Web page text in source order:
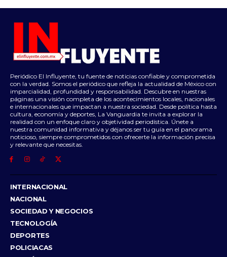
Periódico El Influyente, tu fuente de noticias confiable y comprometida
con la verdad. Somos el periódico que refleja la actualidad de México con
imparcialidad, profundidad y responsabilidad. Descubre en nuestras
páginas una visión completa de los acontecimientos locales, nacionales
e internacionales que impactan a nuestra sociedad. Desde política hasta
cultura, economía y deportes, La Vanguardia te invita a explorar la
realidad con un enfoque claro y objetividad periodística. Únete a
nuestra comunidad informativa y déjanos ser tu guía en el panorama
noticioso, siempre comprometidos con ofrecerte la información precisa
y relevante que necesitas.
INTERNACIONAL
NACIONAL
SOCIEDAD Y NEGOCIOS
TECNOLOGÍA
DEPORTES
POLICIACAS